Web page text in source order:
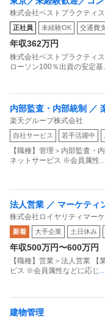
定基盤／月５日在宅／残
株式会社ベストプラクティス
正社員 未経験OK 交通費
年収362万円
株式会社ベストプラクティ
ローソン100％出資の安定基
内部監査・内部統制 ／
戦略事業コンプライア
プライアンス推進担当（
楽天グループ株式会社
自社サービス 若手活躍中
【職種】管理＞内部監査・
ネットサービス ※会員属性
法人営業 ／ マーケティ
内最大級の共通ポイン
目指すデータマーケテ
株式会社ロイヤリティマー
新着 大手企業 土日休み
年収500万円〜600万円
【職種】営業＞法人営業
ビス ※会員属性などに応じ
建物管理